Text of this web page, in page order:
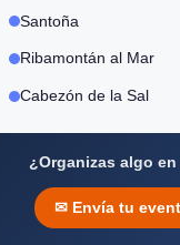
Santoña
Ribamontán al Mar
Cabezón de la Sal
¿Organizas algo
✉ Envía tu